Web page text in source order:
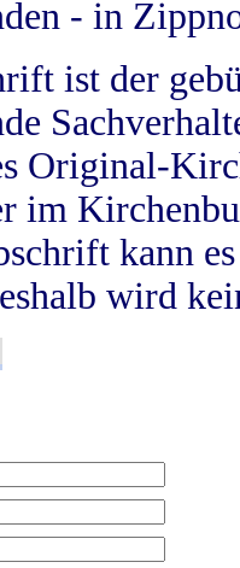
- in
ist der
Original-
im
kann
wird